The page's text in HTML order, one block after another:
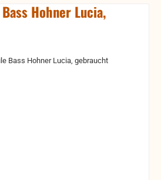
Hohner Lucia,